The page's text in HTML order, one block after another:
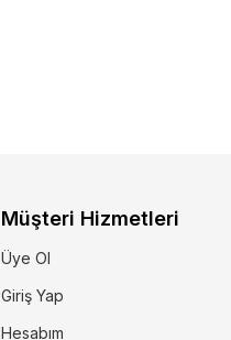
Müşteri Hizmetleri
Üye Ol
Giriş Yap
Hesabım